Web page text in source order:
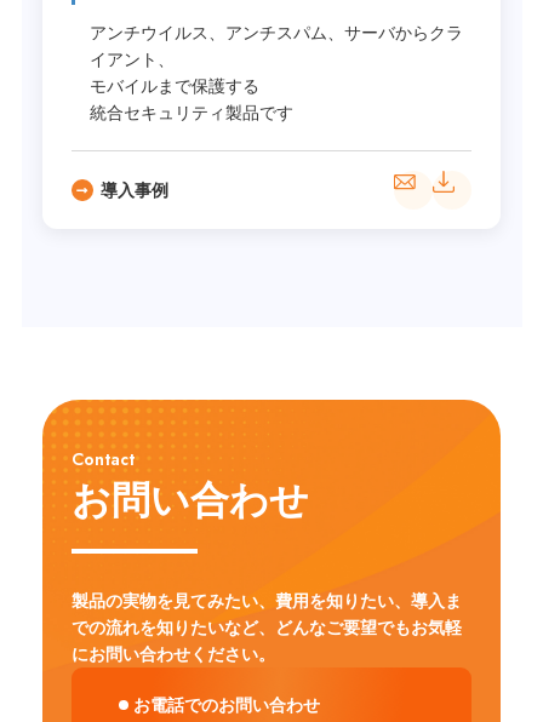
アンチウイルス、アンチスパム、サーバからクラ
イアント、
モバイルまで保護する
統合セキュリティ製品です
導入事例
Contact
お問い合わせ
製品の実物を見てみたい、費用を知りたい、導入ま
での流れを知りたいなど、
どんなご要望でもお気軽
にお問い合わせください。
お電話でのお問い合わせ